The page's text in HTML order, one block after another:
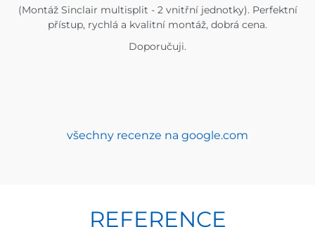
(Montáž Sinclair multisplit - 2 vnitřní jednotky). Perfektní
přístup, rychlá a kvalitní montáž, dobrá cena.
Doporučuji.
všechny recenze na google.com
REFERENCE